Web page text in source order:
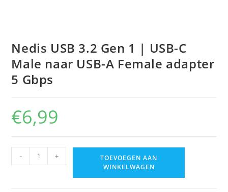
Nedis USB 3.2 Gen 1 | USB-C
Male naar USB-A Female adapter
5 Gbps
€6,99
- +
TOEVOEGEN AAN
WINKELWAGEN